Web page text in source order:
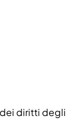
diritti degli